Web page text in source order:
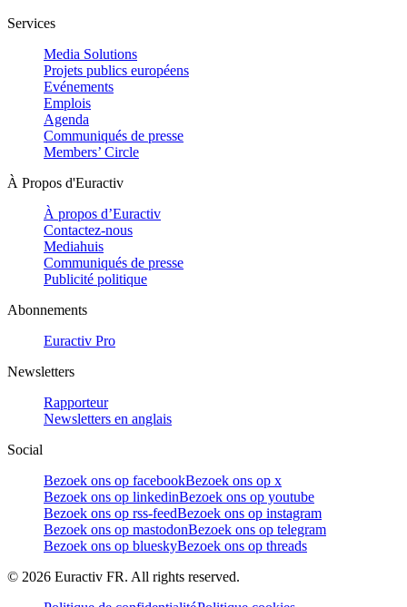
Services
Media Solutions
Projets publics européens
Evénements
Emplois
Agenda
Communiqués de presse
Members’ Circle
À Propos d'Euractiv
À propos d’Euractiv
Contactez-nous
Mediahuis
Communiqués de presse
Publicité politique
Abonnements
Euractiv Pro
Newsletters
Rapporteur
Newsletters en anglais
Social
Bezoek ons op facebookBezoek ons op x
Bezoek ons op linkedinBezoek ons op youtube
Bezoek ons op rss-feedBezoek ons op instagram
Bezoek ons op mastodonBezoek ons op telegram
Bezoek ons op blueskyBezoek ons op threads
© 2026 Euractiv FR. All rights reserved.